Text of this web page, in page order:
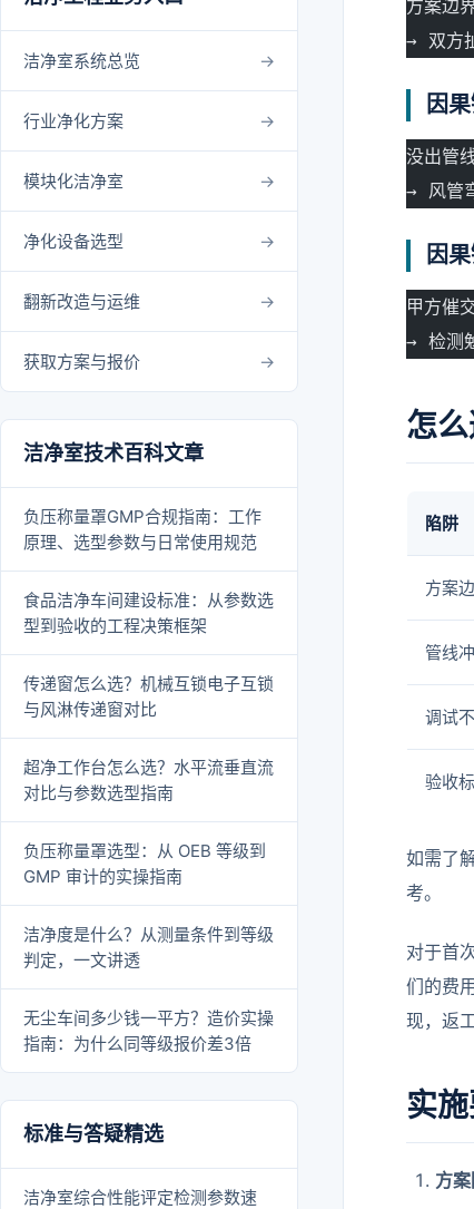
洁净室系统总览
行业净化方案
模块化洁净室
净化设备选型
翻新改造与运维
获取方案与报价
洁净室技术百科文章
负压称量罩GMP合规指南：工作
原理、选型参数与日常使用规范
食品洁净车间建设标准：从参数选
型到验收的工程决策框架
传递窗怎么选？机械互锁电子互锁
与风淋传递窗对比
超净工作台怎么选？水平流垂直流
对比与参数选型指南
负压称量罩选型：从 OEB 等级到
GMP 审计的实操指南
洁净度是什么？从测量条件到等级
判定，一文讲透
无尘车间多少钱一平方？造价实操
指南：为什么同等级报价差3倍
标准与答疑精选
洁净室综合性能评定检测参数速
方案边
→ 双方
因
没出管
→ 风管
因
甲方催
→ 检测
怎
陷阱
方案
管线
调试
验收
如需了
考。
对于首
们的费
现，返
实
方